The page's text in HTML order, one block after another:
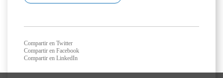
Compartir en Twitter
Compartir en Facebook
Compartir en LinkedIn